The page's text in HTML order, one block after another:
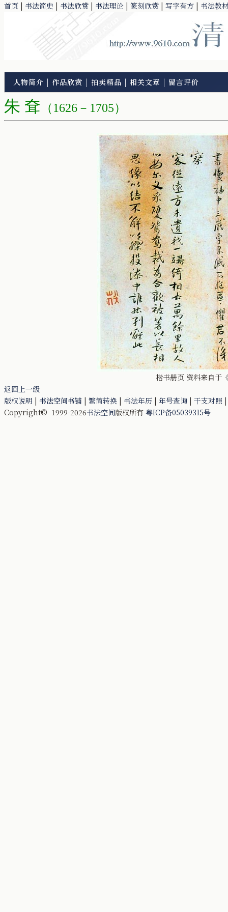
首页 | 书法简史 | 书法欣赏 | 书法理论 | 篆刻欣赏 | 写字有方 | 书法教
人物简介 | 作品欣赏 | 拍卖精品 | 相关文章 | 留言评价
朱 耷 （1626－1705）
楷书册页 资料来自于
返回上一级
版权说明 | 书法空间书铺 | 繁简转换 | 书法年历 | 年号查询 | 干支对照
Copyright© 1999-2026书法空间版权所有 粤ICP备05039315号